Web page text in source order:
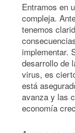
Entramos en
compleja.
tenemos
implementar.
desarrollo de
virus, es
está
avanza y las
economía